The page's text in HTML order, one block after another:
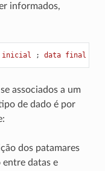
informados,
inicial ; data final
associados a um
de dado é por
dos patamares
entre datas e